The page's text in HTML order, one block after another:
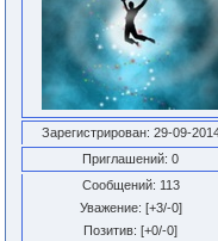
Зарегистрирован: 29-09-
Приглашений: 0
Сообщений: 113
Уважение: [+3/-0]
Позитив: [+0/-0]